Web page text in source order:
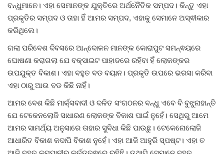
ବନ୍ଧୁମାନେ। ଏହା ସେମାନଙ୍କ ଯୁକ୍ତିରେ ଅର୍ଥନୈତିକ ସମ୍ପଦ। କିନ୍ତୁ ଏହା
ପ୍ରକୃତିର ସମ୍ପଦ ଓ ତାହା ହିଁ ଆମର ସମ୍ପଦ, ଏହାକୁ ସେମାନେ ଅସ୍ଵୀକାର
କରିଥିଲେ।
ଗଲା ପରିବେଶ ଦିବସରେ ଆନ୍ଦୋଳନ ମାନଙ୍କ କୋରାପୁଟ ସମନ୍ଵୟରେ
ଘୋଷଣା କରାଗଲା ଯେ ବକ୍ସାଇଟ ପାହାଡରେ ରହିବା ହିଁ ଲୋକଙ୍କର
ଉପଯୁକ୍ତ ବିକାଶ। ଏହା ବହୁତ ବଡ ବୟାନ। ପ୍ରକୃତି ଉପରେ ଭରସା କରିବା
ଏହା ଠାରୁ ଆଉ ବଡ କିଛି ନାହିଁ।
ଆମର ବେଶ କିଛି ମାର୍କ୍ସବାଦୀ ଓ ଦଳିତ ସଂଗଠନର ବନ୍ଧୁ ଏବେ ବି ବୁଝୁନାହାନ୍ତି
ଯେ ଟେକେନଲୋଜି ସାଧାରଣ ଲୋକଙ୍କ ବିକାଶ ପାଇଁ ନୁହେଁ। ସେଥିରୁ ଆମେ
ଆମର ସାମର୍ଥ୍ୟ ଅନୁସାରେ ତାହାର ସୁବିଧା କିଛି ପାଉଛୁ। ଟେକେନୋଲୋଜି
ଆଧାରିତ ବିକାଶ କଦାପି ବିକାଶ ନୁହେଁ। ଏହା ଆଜି ଆହୁରି ସ୍ପଷ୍ଟ। ଏହା ତ